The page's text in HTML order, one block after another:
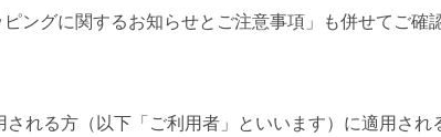
ングに関するお知らせとご注意事項」も併せてご確
れる方（以下「ご利用者」といいます）に適用され